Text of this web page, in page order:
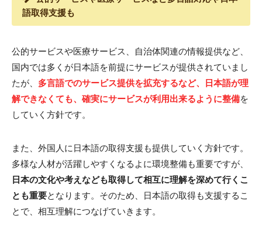
語取得支援も
公的サービスや医療サービス、自治体関連の情報提供など、
国内では多くが日本語を前提にサービスが提供されていまし
たが、 多言語でのサービス提供を拡充するなど、日本語が理
解できなくても、確実にサービスが利用出来るように整備を
していく方針です。
また、外国人に日本語の取得支援も提供していく方針です。
多様な人材が活躍しやすくなるよに環境整備も重要ですが、
日本の文化や考えなども取得して相互に理解を深めて行くこ
とも重要となります。そのため、日本語の取得も支援するこ
とで、相互理解につなげていきます。